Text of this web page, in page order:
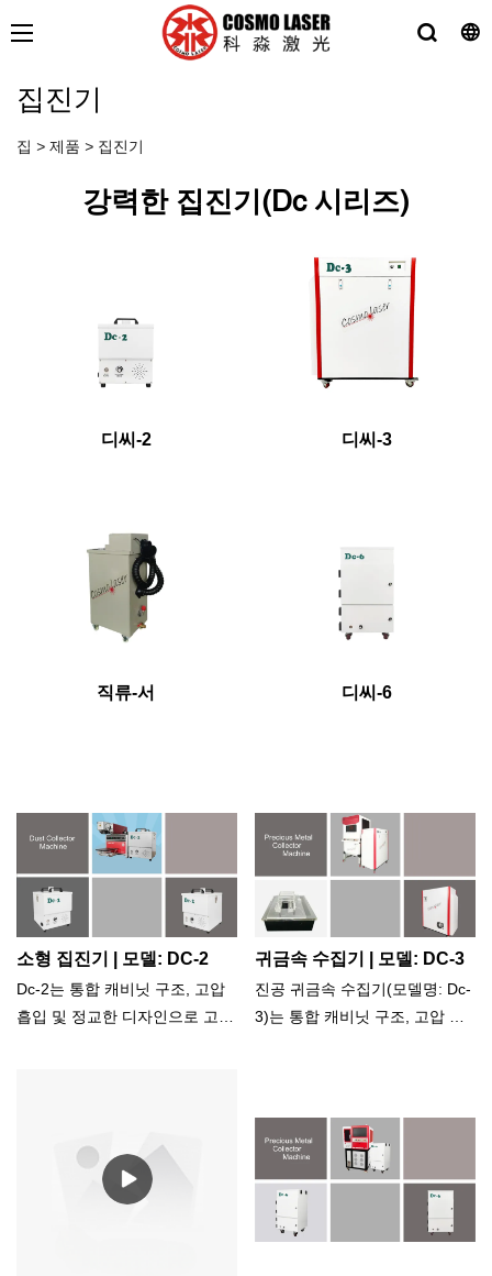
집진기
집 > 제품 > 집진기
강력한 집진기(Dc 시리즈)
디씨-2 디씨-3
직류-서 디씨-6
소형 집진기 | 모델: DC-2
Dc-2는 통합 캐비닛 구조, 고압
흡입 및 정교한 디자인으로 고효
조정할 수 있습니다. 차압 센서
가 장착되어 있어 장비의 작동
상태를 언제든지 모니터링 할 수
귀금속 수집기 | 모델: DC-3
진공 귀금속 수집기(모델명: Dc-
3)는 통합 캐비닛 구조, 고압 흡
절단기 및 CNC 설계 절단기를
위해 특별히 설계되었습니다. 터
보 진공 펌프, 내장형 흡입력 조
절 시스템 및 필터 배럴이 장착
되어 높은 수준의 여과 정확도와